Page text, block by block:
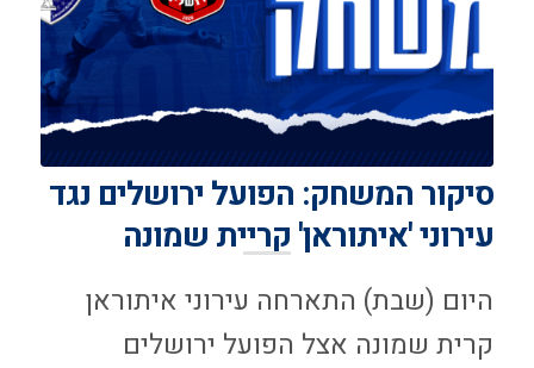
סיקור המשחק: הפועל ירושלים נגד
עירוני 'איתוראן' קריית שמונה
היום (שבת) התארחה עירוני איתוראן
קרית שמונה אצל הפועל ירושלים